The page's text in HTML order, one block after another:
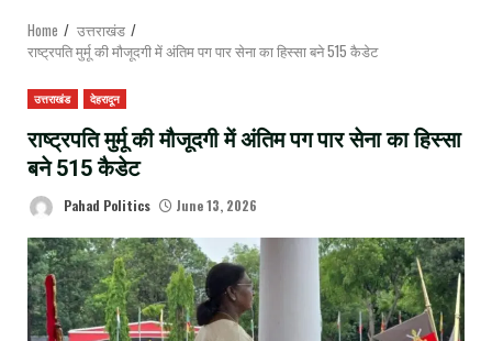
Home
उत्तराखंड
राष्ट्रपति मुर्मू की मौजूदगी में अंतिम पग पार सेना का हिस्सा बने 515 कैडेट
उत्तराखंड देहरादून
राष्ट्रपति मुर्मू की मौजूदगी में अंतिम पग पार सेना का हिस्सा
बने 515 कैडेट
Pahad Politics June 13, 2026